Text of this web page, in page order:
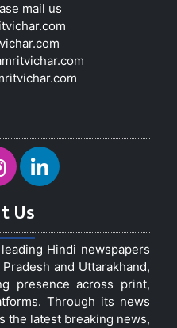
mail us
Us
Hindi newspapers
and Uttarakhand,
presence across print,
Through its news
the latest breaking news,